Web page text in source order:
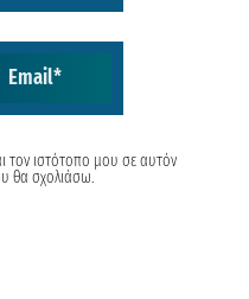
Email*
ιστότοπο μου σε αυτόν
θα σχολιάσω.